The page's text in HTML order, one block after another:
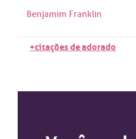
Benjamim Franklin
+citações de adorado